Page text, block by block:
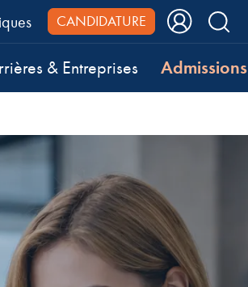
CANDIDATURE
& Entreprises Admissions